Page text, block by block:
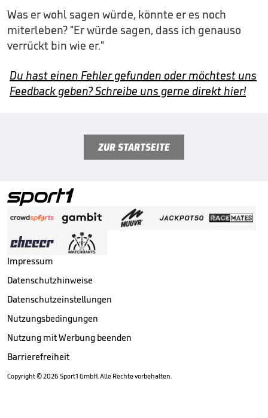
Was er wohl sagen würde, könnte er es noch
miterleben? "Er würde sagen, dass ich genauso
verrückt bin wie er."
Du hast einen Fehler gefunden oder möchtest uns
Feedback geben? Schreibe uns gerne direkt hier!
ZUR STARTSEITE
Impressum
Datenschutzhinweise
Datenschutzeinstellungen
Nutzungsbedingungen
Nutzung mit Werbung beenden
Barrierefreiheit
Copyright ©2026 Sport1 GmbH. Alle Rechte vorbehalten.